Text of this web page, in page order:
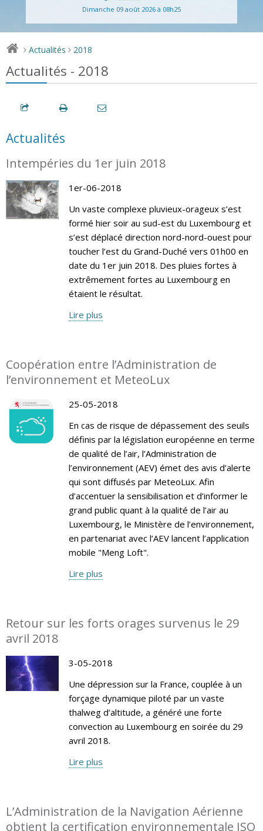
Dimanche 09 août 2026 à 08h25
> Actualités > 2018
Actualités - 2018
Actualités
Intempéries du 1er juin 2018
1er-06-2018
Un vaste complexe pluvieux-orageux s’est
formé hier soir au sud-est du Luxembourg et
s’est déplacé direction nord-nord-ouest pour
toucher l’est du Grand-Duché vers 01h00 en
date du 1er juin 2018. Des pluies fortes à
extrêmement fortes au Luxembourg en
étaient le résultat.
Lire plus
Coopération entre l’Administration de
l’environnement et MeteoLux
25-05-2018
En cas de risque de dépassement des seuils
définis par la législation européenne en terme
de qualité de l’air, l’Administration de
l’environnement (AEV) émet des avis d’alerte
qui sont diffusés par MeteoLux. Afin
d’accentuer la sensibilisation et d’informer le
grand public quant à la qualité de l’air au
Luxembourg, le Ministère de l’environnement,
en partenariat avec l’AEV lancent l’application
mobile "Meng Loft".
Lire plus
Retour sur les forts orages survenus le 29
avril 2018
3-05-2018
Une dépression sur la France, couplée à un
forçage dynamique piloté par un vaste
thalweg d’altitude, a généré une forte
convection au Luxembourg en soirée du 29
avril 2018.
Lire plus
L’Administration de la Navigation Aérienne
obtient la certification environnementale ISO